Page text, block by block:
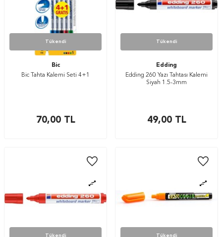
Tükendi
Bic
Bic Tahta Kalemi Seti 4+1
70,00TL
Tükendi
Edding
Edding 260 Yazı Tahtası Kalemi
Siyah 1.5-3mm
49,00TL
Tükendi Tükendi